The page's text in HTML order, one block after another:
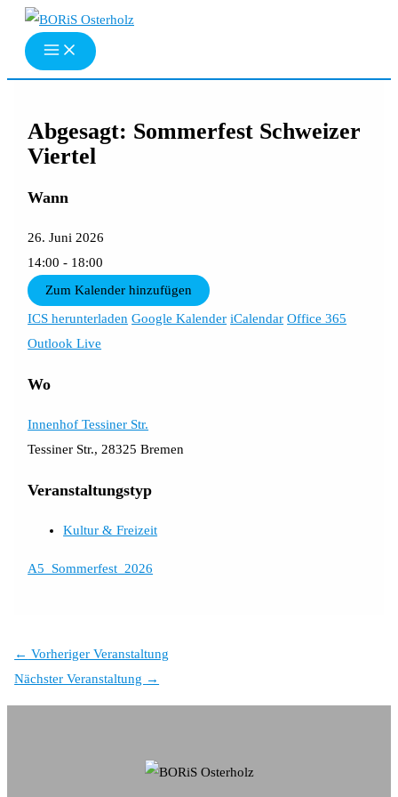
Zum
Inhalt
springen
Abgesagt: Sommerfest Schweizer
Viertel
Wann
26. Juni 2026
14:00 - 18:00
Zum Kalender hinzufügen
ICS herunterladen Google Kalender iCalendar Office 365
Outlook Live
Wo
Innenhof Tessiner Str.
Tessiner Str., 28325 Bremen
Veranstaltungstyp
Kultur & Freizeit
A5_Sommerfest_2026
← Vorheriger Veranstaltung
Nächster Veranstaltung →